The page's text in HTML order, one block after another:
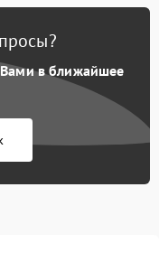
Вами в ближайшее